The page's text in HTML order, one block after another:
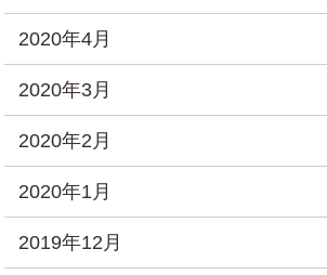
2020年4月
2020年3月
2020年2月
2020年1月
2019年12月